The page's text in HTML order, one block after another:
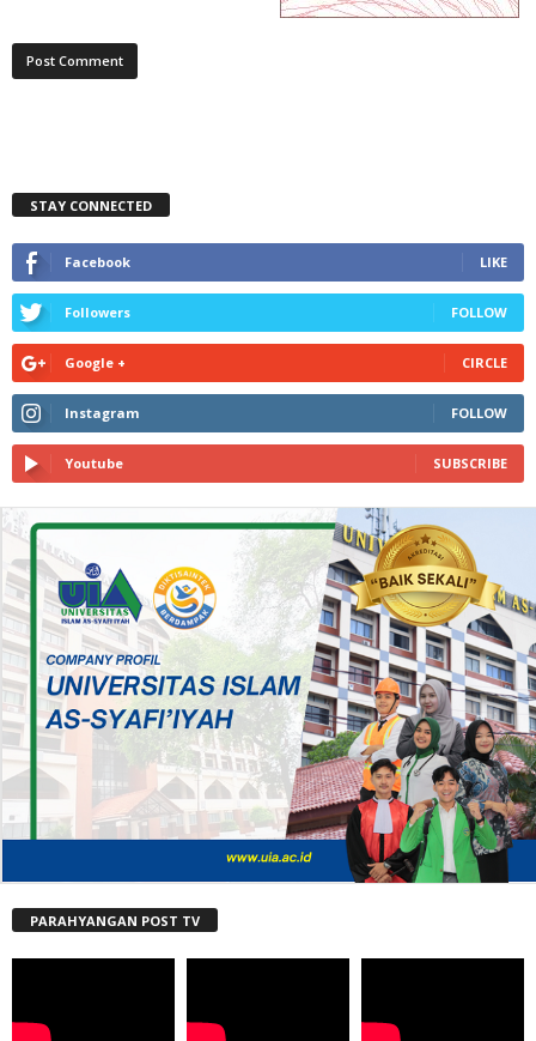
STAY CONNECTED
Facebook LIKE
Followers FOLLOW
Google + CIRCLE
Instagram FOLLOW
Youtube SUBSCRIBE
PARAHYANGAN POST TV